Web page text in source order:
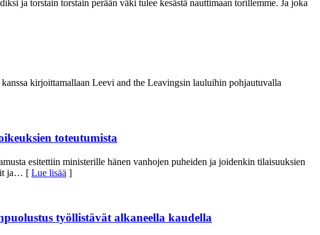
ja torstain torstain perään väki tulee kesästä nauttimaan torillemme. Ja joka
kirjoittamallaan Leevi and the Leavingsin lauluihin pohjautuvalla
toteutumista
esitettiin ministerille hänen vanhojen puheiden ja joidenkin tilaisuuksien
ja… [ Lue lisää ]
työllistävät alkaneella kaudella